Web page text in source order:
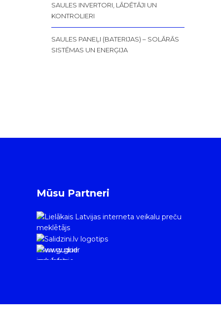
SAULES INVERTORI, LĀDĒTĀJI UN
KONTROLIERI
SAULES PANEĻI (BATERIJAS) – SOLĀRĀS
SISTĒMAS UN ENERĢIJA
Mūsu Partneri
www.gudrie
m.lv/atrie-